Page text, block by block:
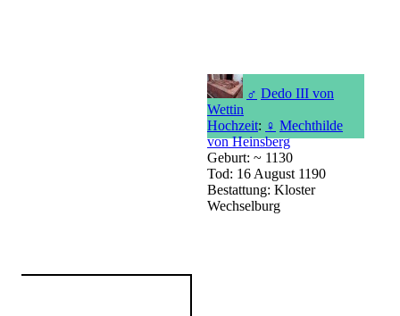
♂ Dedo III von
Wettin
Hochzeit: ♀ Mechthilde
von Heinsberg
Geburt: ~ 1130
Tod: 16 August 1190
Bestattung: Kloster
Wechselburg